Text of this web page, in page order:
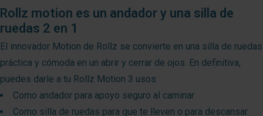
Rollz motion es un andador y una silla de
ruedas 2 en 1
El innovador Motion de Rollz se convierte en una silla de ruedas
práctica y cómoda en un abrir y cerrar de ojos. En definitiva,
puedes darle a tu Rollz Motion 3 usos:
Como andador para apoyo seguro al caminar
Como silla de ruedas para que te lleven o para descansar